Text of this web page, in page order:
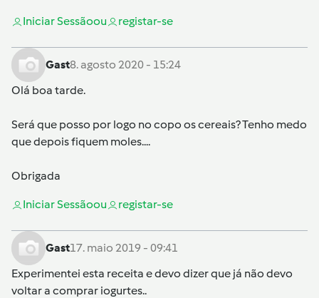
Iniciar Sessãoou registar-se
Gast8. agosto 2020 - 15:24
Olá boa tarde.
Será que posso por logo no copo os cereais? Tenho medo
que depois fiquem moles....
Obrigada
Iniciar Sessãoou registar-se
Gast17. maio 2019 - 09:41
Experimentei esta receita e devo dizer que já não devo
voltar a comprar iogurtes..